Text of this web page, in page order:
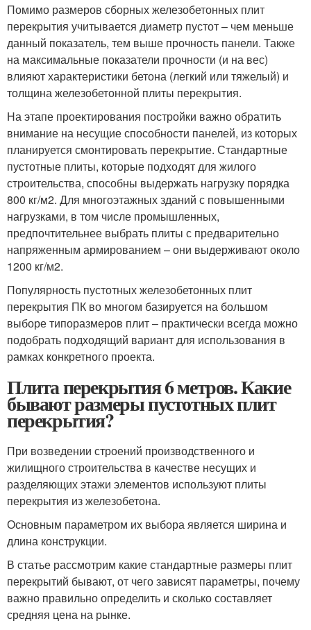
Помимо размеров сборных железобетонных плит
перекрытия учитывается диаметр пустот – чем меньше
данный показатель, тем выше прочность панели. Также
на максимальные показатели прочности (и на вес)
влияют характеристики бетона (легкий или тяжелый) и
толщина железобетонной плиты перекрытия.
На этапе проектирования постройки важно обратить
внимание на несущие способности панелей, из которых
планируется смонтировать перекрытие. Стандартные
пустотные плиты, которые подходят для жилого
строительства, способны выдержать нагрузку порядка
800 кг/м2. Для многоэтажных зданий с повышенными
нагрузками, в том числе промышленных,
предпочтительнее выбрать плиты с предварительно
напряженным армированием – они выдерживают около
1200 кг/м2.
Популярность пустотных железобетонных плит
перекрытия ПК во многом базируется на большом
выборе типоразмеров плит – практически всегда можно
подобрать подходящий вариант для использования в
рамках конкретного проекта.
Плита перекрытия 6 метров. Какие
бывают размеры пустотных плит
перекрытия?
При возведении строений производственного и
жилищного строительства в качестве несущих и
разделяющих этажи элементов используют плиты
перекрытия из железобетона.
Основным параметром их выбора является ширина и
длина конструкции.
В статье рассмотрим какие стандартные размеры плит
перекрытий бывают, от чего зависят параметры, почему
важно правильно определить и сколько составляет
средняя цена на рынке.